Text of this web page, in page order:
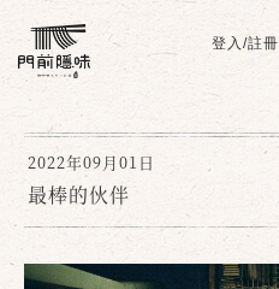
登入/註冊
2022年09月01日
最棒的伙伴